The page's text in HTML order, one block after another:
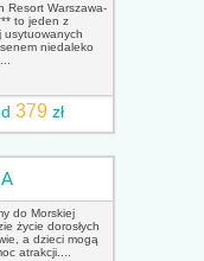
Resort Warszawa-
to jeden z
usytuowanych
niedaleko
379 zł
do Morskiej
życie dorosłych
a dzieci mogą
atrakcji....